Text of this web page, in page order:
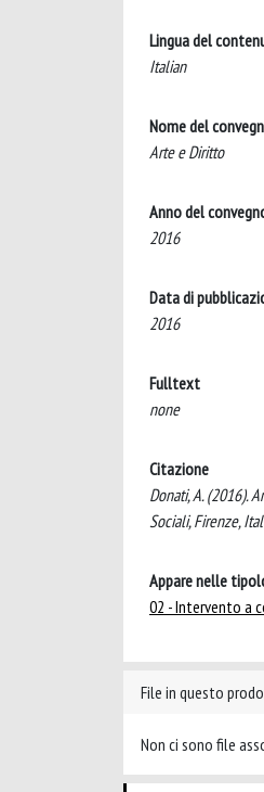
Lingua del
Italian
Nome del
Arte e Diritto
Anno del
2016
Data di
2016
Fulltext
none
Citazione
Donati, A. (2016).
Sociali, Firenze,
Appare nelle
02 - Intervento a
File in questo
Non ci sono file